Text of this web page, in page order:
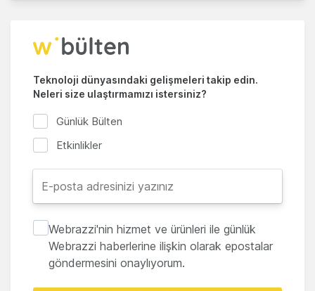
Teknoloji dünyasındaki gelişmeleri takip edin.
Neleri size ulaştırmamızı istersiniz?
Günlük Bülten
Etkinlikler
Webrazzi'nin hizmet ve ürünleri ile günlük
Webrazzi haberlerine ilişkin olarak epostalar
göndermesini onaylıyorum.